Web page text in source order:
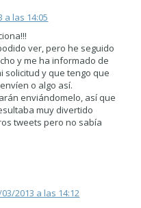
a las 14:05
ver, pero he seguido
y me ha informado de
solicitud y que tengo que
o algo así.
enviándomelo, así que
muy divertido
tweets pero no sabía
2013 a las 14:12